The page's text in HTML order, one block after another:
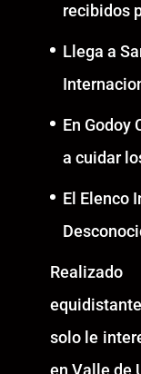
recibidos
Llega a
En Godoy
a cuidar
El Elenco
solo le